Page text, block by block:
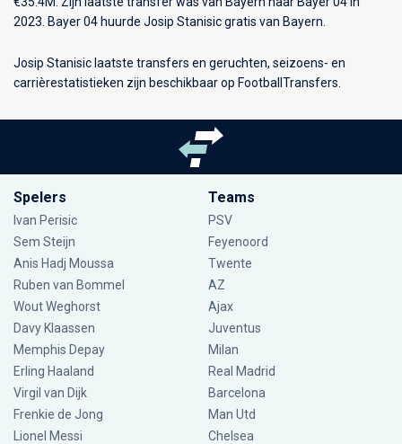
2023. Bayer 04 huurde Josip Stanisic gratis van Bayern.
Josip Stanisic laatste transfers en geruchten, seizoens- en
carrièrestatistieken zijn beschikbaar op FootballTransfers.
Spelers
Ivan Perisic
Sem Steijn
Anis Hadj Moussa
Ruben van Bommel
Wout Weghorst
Davy Klaassen
Memphis Depay
Erling Haaland
Virgil van Dijk
Frenkie de Jong
Lionel Messi
Teams
PSV
Feyenoord
Twente
AZ
Ajax
Juventus
Milan
Real Madrid
Barcelona
Man Utd
Chelsea